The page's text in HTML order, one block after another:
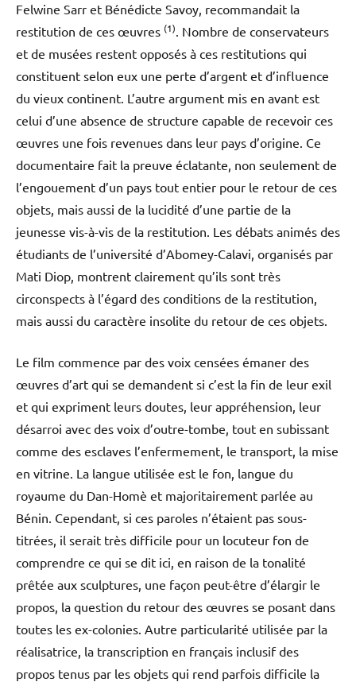
Felwine Sarr et Bénédicte Savoy, recommandait la
restitution de ces œuvres (1)
. Nombre de conservateurs
et de musées restent opposés à ces restitutions qui
constituent selon eux une perte d’argent et d’influence
du vieux continent. L’autre argument mis en avant est
celui d’une absence de structure capable de recevoir ces
œuvres une fois revenues dans leur pays d’origine. Ce
documentaire fait la preuve éclatante, non seulement de
l’engouement d’un pays tout entier pour le retour de ces
objets, mais aussi de la lucidité d’une partie de la
jeunesse vis-à-vis de la restitution. Les débats animés des
étudiants de l’université d’Abomey-Calavi, organisés par
Mati Diop, montrent clairement qu’ils sont très
circonspects à l’égard des conditions de la restitution,
mais aussi du caractère insolite du retour de ces objets.
Le film commence par des voix censées émaner des
œuvres d’art qui se demandent si c’est la fin de leur exil
et qui expriment leurs doutes, leur appréhension, leur
désarroi avec des voix d’outre-tombe, tout en subissant
comme des esclaves l’enfermement, le transport, la mise
en vitrine. La langue utilisée est le fon, langue du
royaume du Dan-Homè et majoritairement parlée au
Bénin. Cependant, si ces paroles n’étaient pas sous-
titrées, il serait très difficile pour un locuteur fon de
comprendre ce qui se dit ici, en raison de la tonalité
prêtée aux sculptures, une façon peut-être d’élargir le
propos, la question du retour des œuvres se posant dans
toutes les ex-colonies. Autre particularité utilisée par la
réalisatrice, la transcription en français inclusif des
propos tenus par les objets qui rend parfois difficile la